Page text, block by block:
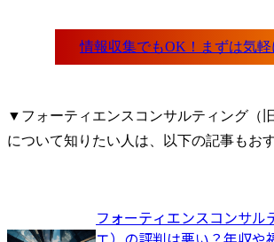
▼フォーティエンスコンサルティング（
について知りたい人は、以下の記事もお
フォーティエンスコンサル